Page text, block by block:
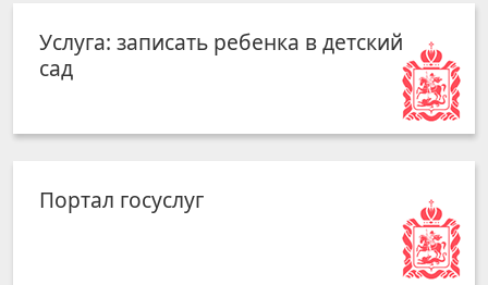
Услуга: записать ребенка в детский
сад
Портал госуслуг